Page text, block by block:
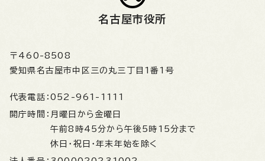
名古屋市役所
〒460-8508
愛知県名古屋市中区三の丸三丁目1番1号
代表電話： 052-961-1111
開庁時間： 月曜日から金曜日
午前8時45分から午後5時15分まで
休日・祝日・年末年始を除く